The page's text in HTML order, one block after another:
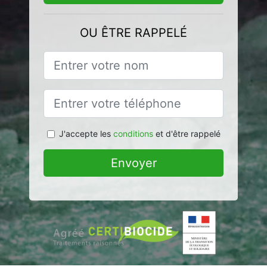
OU ÊTRE RAPPELÉ
J'accepte les conditionset d'être rappelé
Envoyer